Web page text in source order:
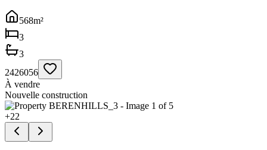
568m²
3
3
2426056
À vendre
Nouvelle construction
+22